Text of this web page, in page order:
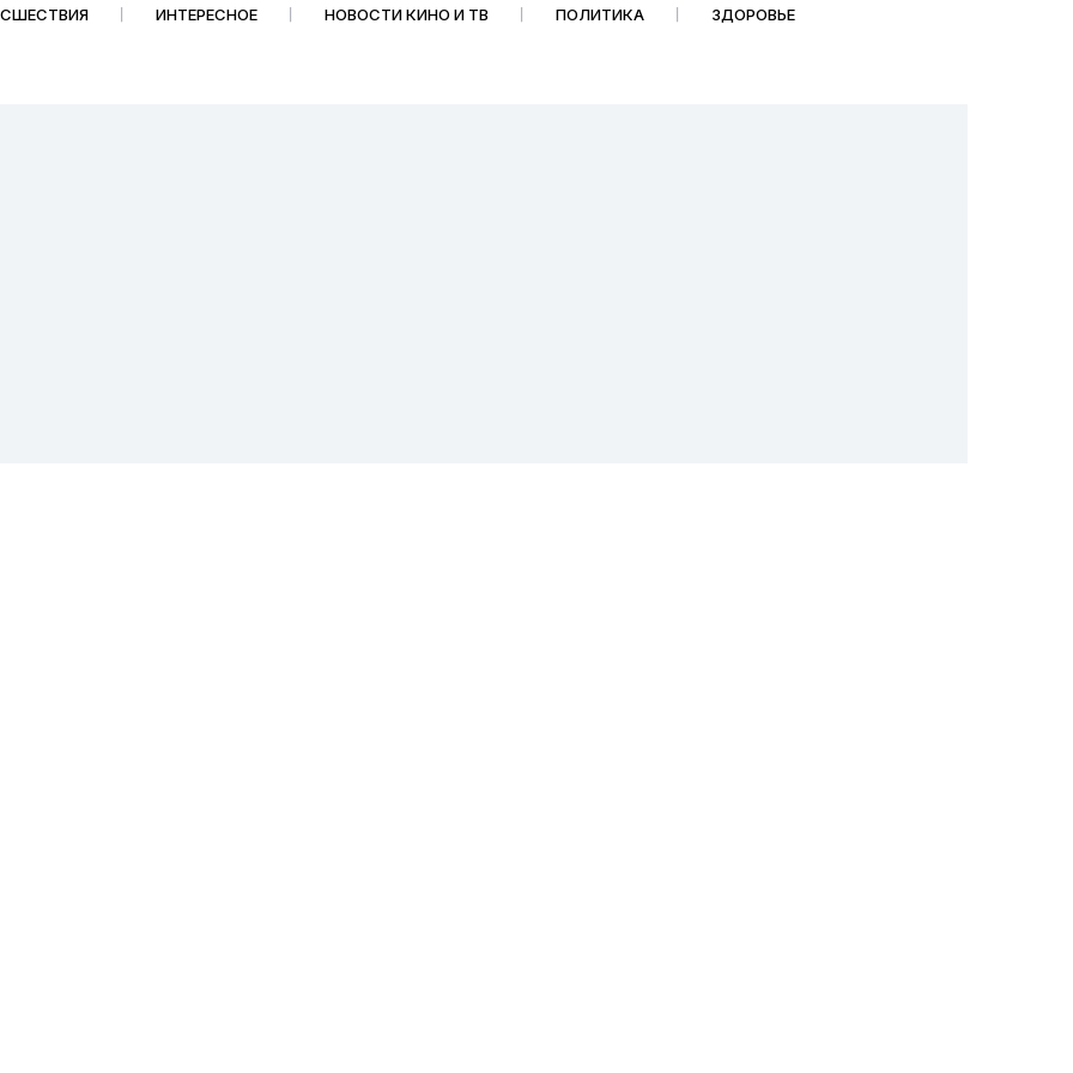
ИНТЕРЕСНОЕ НОВОСТИ КИНО И ТВ ПОЛИТИКА ЗДОРОВЬЕ